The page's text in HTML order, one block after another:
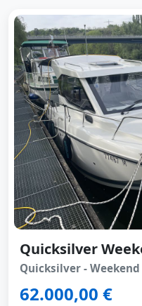
Quicksilver
Quicksilver - Weekend
62.000,00 €